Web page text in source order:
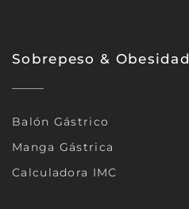
Sobrepeso & Obesidad
Balón Gástrico
Manga Gástrica
Calculadora IMC